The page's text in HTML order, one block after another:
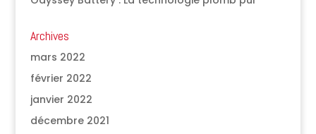
Archives
mars 2022
février 2022
janvier 2022
décembre 2021